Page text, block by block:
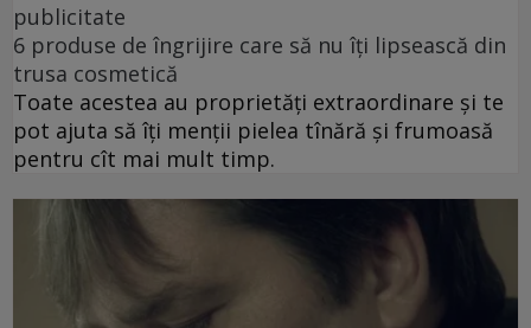
publicitate
6 produse de îngrijire care să nu îți lipsească din
trusa cosmetică
Toate acestea au proprietăți extraordinare și te
pot ajuta să îți menții pielea tînără și frumoasă
pentru cît mai mult timp.